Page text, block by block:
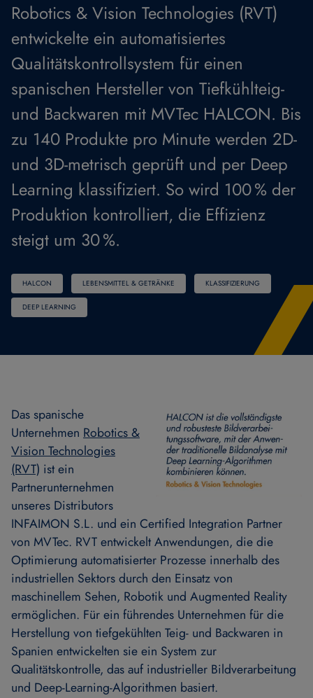
Robotics & Vision Technologies (RVT)
entwickelte ein automatisiertes
Qualitätskontrollsystem für einen
spanischen Hersteller von Tiefkühlteig-
und Backwaren mit MVTec HALCON. Bis
zu 140 Produkte pro Minute werden 2D-
und 3D-metrisch geprüft und per Deep
Learning klassifiziert. So wird 100 % der
Produktion kontrolliert, die Effizienz
steigt um 30 %.
HALCON LEBENSMITTEL & GETRÄNKE KLASSIFIZIERUNG
DEEP LEARNING
Das spanische
Unternehmen Robotics &
Vision Technologies
(RVT) ist ein
Partnerunternehmen
unseres Distributors
INFAIMON S.L. und ein Certified Integration Partner
von MVTec. RVT entwickelt Anwendungen, die die
Optimierung automatisierter Prozesse innerhalb des
industriellen Sektors durch den Einsatz von
maschinellem Sehen, Robotik und Augmented Reality
ermöglichen. Für ein führendes Unternehmen für die
Herstellung von tiefgekühlten Teig- und Backwaren in
Spanien entwickelten sie ein System zur
Qualitätskontrolle, das auf industrieller Bildverarbeitung
und Deep-Learning-Algorithmen basiert.